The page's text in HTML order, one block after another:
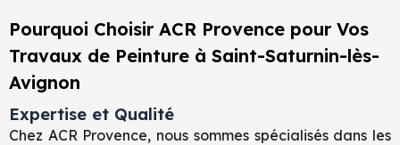
Pourquoi Choisir ACR Provence pour Vos
Travaux de Peinture à Saint-Saturnin-lès-
Avignon
Expertise et Qualité
Chez ACR Provence, nous sommes spécialisés dans les